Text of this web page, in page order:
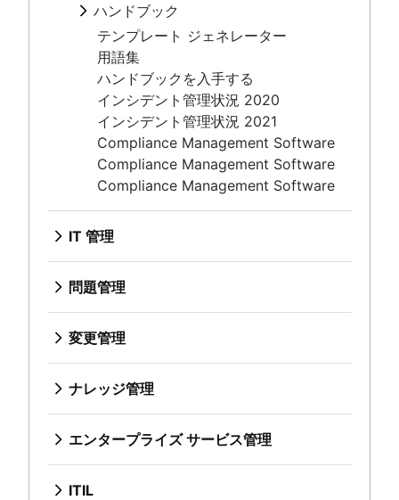
テンプレート
役割と責任
プロセス
ベスト・プラクティス
役割と責任
変更諮問委員会
変更管理タイプ
ナレッジ管理
ナレッジ ベースとは
ナレッジ センター サポート (KCS) とは
セルフサービス型ナレッジ ベース
エンタープライズ サービス管理
概要
人事サービスの管理と提供
HR の自動化のベスト プラクティス
ESM の実装に関する 3 つのヒント
オフボーディング プロセスを理解する
従業員エクスペリエンス プラットフォーム
オンボーディング ワークフロー
従業員オンボーディング チェックリスト
IT デリバリー サービス
人事ヘルプ デスク ソフトウェア
概要
DevOps と ITIL の比較
ITIL サービス戦略ガイド
ITIL サービスのトランジション
継続的なサービス改善
IT オペレーション
概要
IT インフラストラクチャ管理
ネットワーク インフラストラクチャ
概要
システムのアップグレード
サービスのマッピング
アプリケーション依存関係マッピング
IT インフラストラクチャ
IT Governance
MTTF（平均故障時間）
ト管理
IT ディザスタ リカバリ計画の策定
方法
ディザスタ リカバリ計画の例
バグ追跡のベスト プラクティス
誰も責めない
レポート
ミーティング
タイムライン
5 つの Why
公開と非公開の違い
インシデント コミュニケーション
オンコール スケジュール
顧客通知の自動化
ハンドブック
概要
インシデント対応
事後分析
テンプレート ジェネレーター
用語集
ハンドブックを入手する
インシデント管理状況 2020
インシデント管理状況 2021
Compliance Management Software
Compliance Management Software
Compliance Management Software
IT 管理
概要
問題管理
概要
テンプレート
変更管理
概要
ベスト・プラクティス
変更管理タイプ
ナレッジ管理
概要
ナレッジ ベースとは
ナレッジ センター サポート (KCS) と
エンタープライズ サービス管理
概要
ITIL